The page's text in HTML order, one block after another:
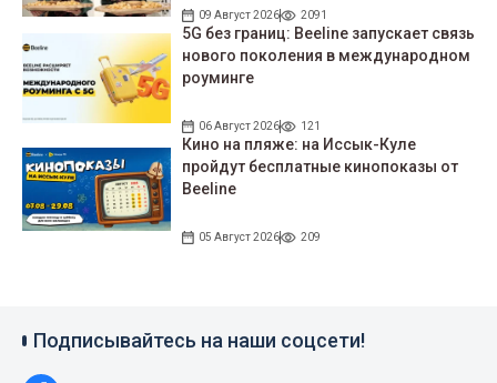
09 Август 2026 2091
5G без границ: Beeline запускает связь
нового поколения в международном
роуминге
06 Август 2026 121
Кино на пляже: на Иссык-Куле
пройдут беcплатные кинопоказы от
Beeline
05 Август 2026 209
Подписывайтесь на наши соцсети!